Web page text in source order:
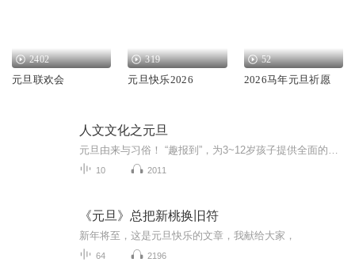
2402
元旦联欢会
319
元旦快乐2026
52
2026马年元旦祈愿
人文文化之元旦
10 2011
《元旦》总把新桃换旧符
新年将至，这是元旦快乐的文章，我献给大家，
64 2196